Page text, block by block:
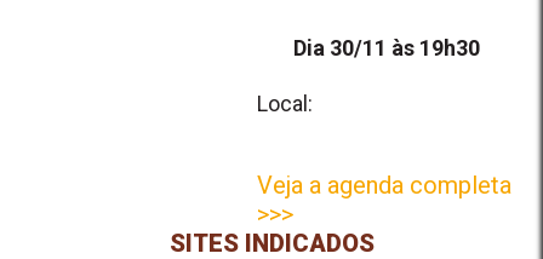
Dia 30/11 às 19h30
Local:
Veja a agenda completa
>>>
SITES INDICADOS